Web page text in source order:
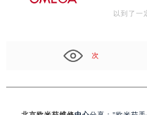
以到了一
次